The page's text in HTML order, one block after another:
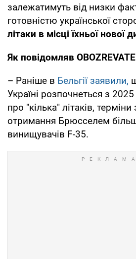
залежатимуть від низки
готовністю української
літаки в місці їхньої нової
Як повідомляв
– Раніше в Бельгії заявили,
Україні розпочнеться з
про "кілька" літаків,
отримання Брюсселем
винищувачів F-35.